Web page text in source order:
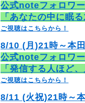
公式noteフォロワ
「あなたの中に眠
ご視聴はこちらから！
8/10 (月)21時～本
公式noteフォロワ
「発信する人ほど
ご視聴はこちらから！
8/11 (火祝)21時～